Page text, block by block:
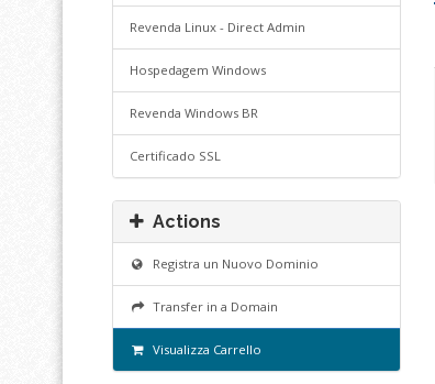
Revenda Linux - Direct Admin
Hospedagem Windows
Revenda Windows BR
Certificado SSL
Actions
Registra un Nuovo Dominio
Transfer in a Domain
Visualizza Carrello